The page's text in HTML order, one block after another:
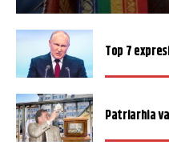
Top 7
Patriarhia